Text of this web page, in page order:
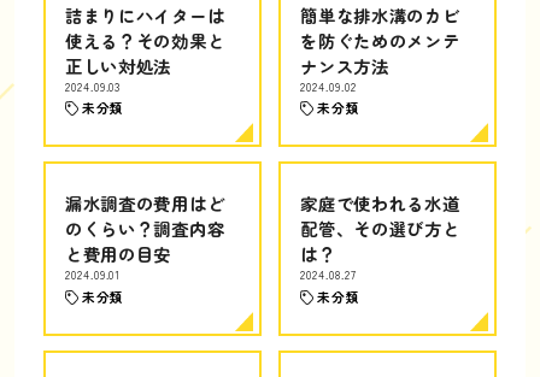
詰まりにハイターは
使える？その効果と
正しい対処法
2024.09.03
未分類
簡単な排水溝のカビ
を防ぐためのメンテ
ナンス方法
2024.09.02
未分類
漏水調査の費用はど
のくらい？調査内容
と費用の目安
2024.09.01
未分類
家庭で使われる水道
配管、その選び方と
は？
2024.08.27
未分類